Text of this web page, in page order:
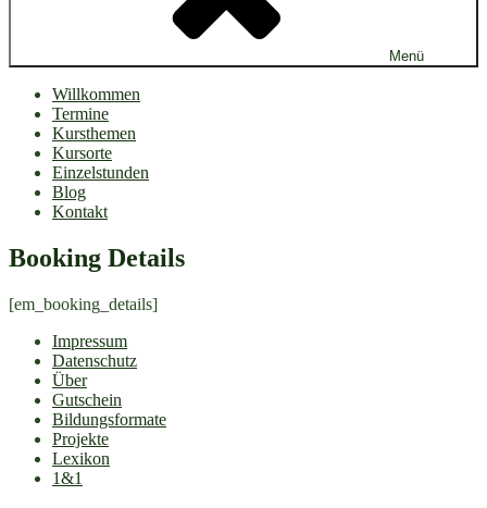
Menü
Willkommen
Termine
Kursthemen
Kursorte
Einzelstunden
Blog
Kontakt
Booking Details
[em_booking_details]
Impressum
Datenschutz
Über
Gutschein
Bildungsformate
Projekte
Lexikon
1&1